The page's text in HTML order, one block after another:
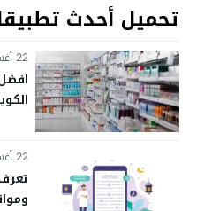
تحميل أحدث
22 أغسطس 2023
22 أغسطس 2023